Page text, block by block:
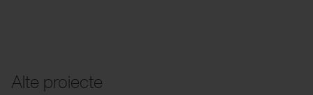
Alte proiecte